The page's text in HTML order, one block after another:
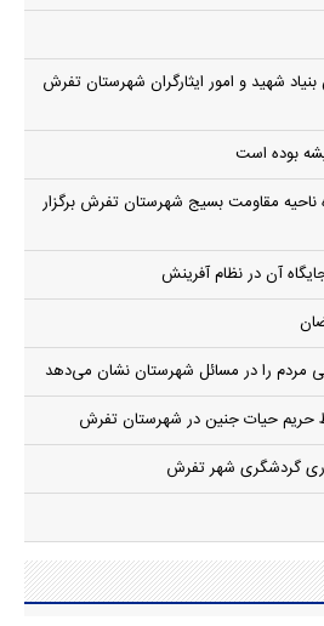
شهید و امور ایثارگران شهرستان تفرش
بوده است
ناحیه مقاومت بسیج شهرستان تفرش برگزار
آن در نظام آفرینش
مردم را در مسائل شهرستان نشان می‌دهد
حریم حیات جنین در شهرستان تفرش
گردشگری شهر تفرش